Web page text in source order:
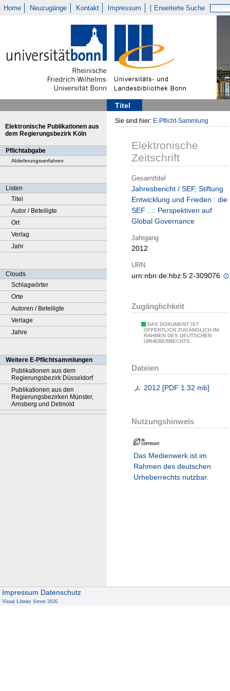
Home Neuzugänge Kontakt Impressum Erweiterte Suche
Titel
Elektronische Publikationen aus
dem Regierungsbezirk Köln
Pflichtabgabe
Ablieferungsverfahren
Listen
Titel
Autor / Beteiligte
Ort
Verlag
Jahr
Clouds
Schlagwörter
Orte
Autoren / Beteiligte
Verlage
Jahre
Weitere E-Pflichtsammlungen
Publikationen aus dem
Regierungsbezirk Düsseldorf
Publikationen aus den
Regierungsbezirken Münster,
Arnsberg und Detmold
Sie sind hier: E-Pflicht-Sammlung
Elektronische
Zeitschrift
Gesamttitel
Jahresbericht / SEF, Stiftung
Entwicklung und Frieden : die
SEF ...: Perspektiven auf
Global Governance
Jahrgang
2012
URN
urn:nbn:de:hbz:5:2-309076
Zugänglichkeit
DAS DOKUMENT IST
ÖFFENTLICH ZUGÄNGLICH IM
RAHMEN DES DEUTSCHEN
URHEBERRECHTS.
Dateien
2012 [PDF 1.32 mb]
Nutzungshinweis
Das Medienwerk ist im
Rahmen des deutschen
Urheberrechts nutzbar.
Impressum Datenschutz
Visual Library Server 2026